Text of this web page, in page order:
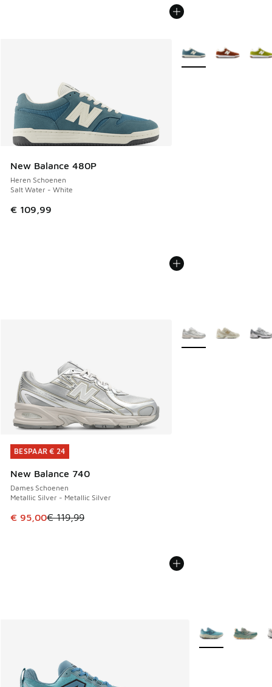
New Balance 480P
Heren Schoenen
Salt Water - White
€ 109,99
Meer kleuren
BESPAAR € 24
New Balance 740
Dames Schoenen
Metallic Silver - Metallic Silver
Dit artikel is in de uitverkoop. Dit artikel is in de
€ 95,00€ 119,99
BESPAAR € 24
Meer kleuren
Meer kleuren